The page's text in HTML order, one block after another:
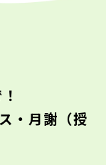
・月謝（授